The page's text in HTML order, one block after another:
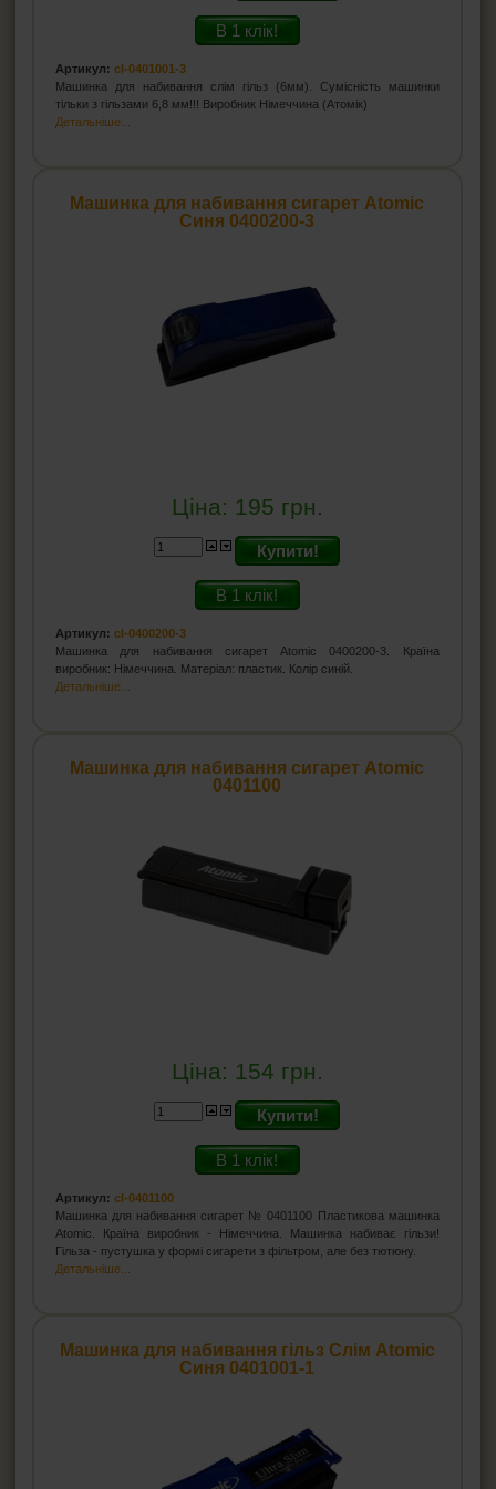
В 1 клік!
Артикул: cl-0401001-3
Машинка для набивання слім гільз (6мм). Сумісність машинки
тільки з гільзами 6,8 мм!!! Виробник Німеччина (Атомік)
Детальніше...
Машинка для набивання сигарет Atomic
Синя 0400200-3
Ціна: 195 грн.
Купити!
В 1 клік!
Артикул: cl-0400200-3
Машинка для набивання сигарет Atomic 0400200-3. Країна
виробник: Німеччина. Матеріал: пластик. Колір синій.
Детальніше...
Машинка для набивання сигарет Atomic
0401100
Ціна: 154 грн.
Купити!
В 1 клік!
Артикул: cl-0401100
Машинка для набивання сигарет № 0401100 Пластикова машинка
Atomic. Країна виробник - Німеччина. Машинка набиває гільзи!
Гільза - пустушка у формі сигарети з фільтром, але без тютюну.
Детальніше...
Машинка для набивання гільз Слім Atomic
Синя 0401001-1